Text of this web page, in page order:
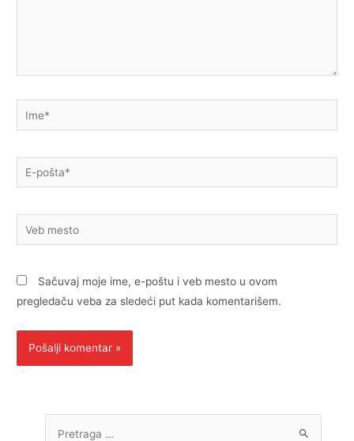
Ime*
E-
pošta*
Veb
mesto
Sačuvaj moje ime, e-poštu i veb mesto u ovom
pregledaču veba za sledeći put kada komentarišem.